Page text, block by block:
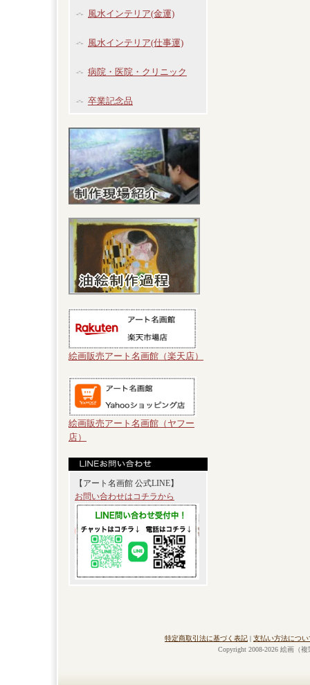
風水インテリア(金運)
風水インテリア(仕事運)
病院・医院・クリニック
卒業記念品
絵画販売アート名画館（楽天店）
絵画販売アート名画館（ヤフー
店）
【アート名画館 公式LINE】
お問い合わせはコチラから
特定商取引法に基づく表記 | 支払い方法につい
Copyright 2008-2026 絵画（